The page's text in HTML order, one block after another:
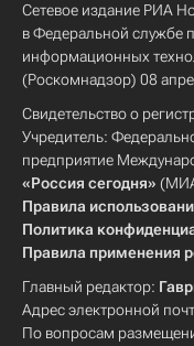
Сетевое издание РИА
в Федеральной службе
информационных
(Роскомнадзор) 08
Свидетельство о
Учредитель:
предприятие
«Россия сегодня» (МИА
Правила
Политика
Правила применения
Главный редактор:
Адрес электронной
По вопросам